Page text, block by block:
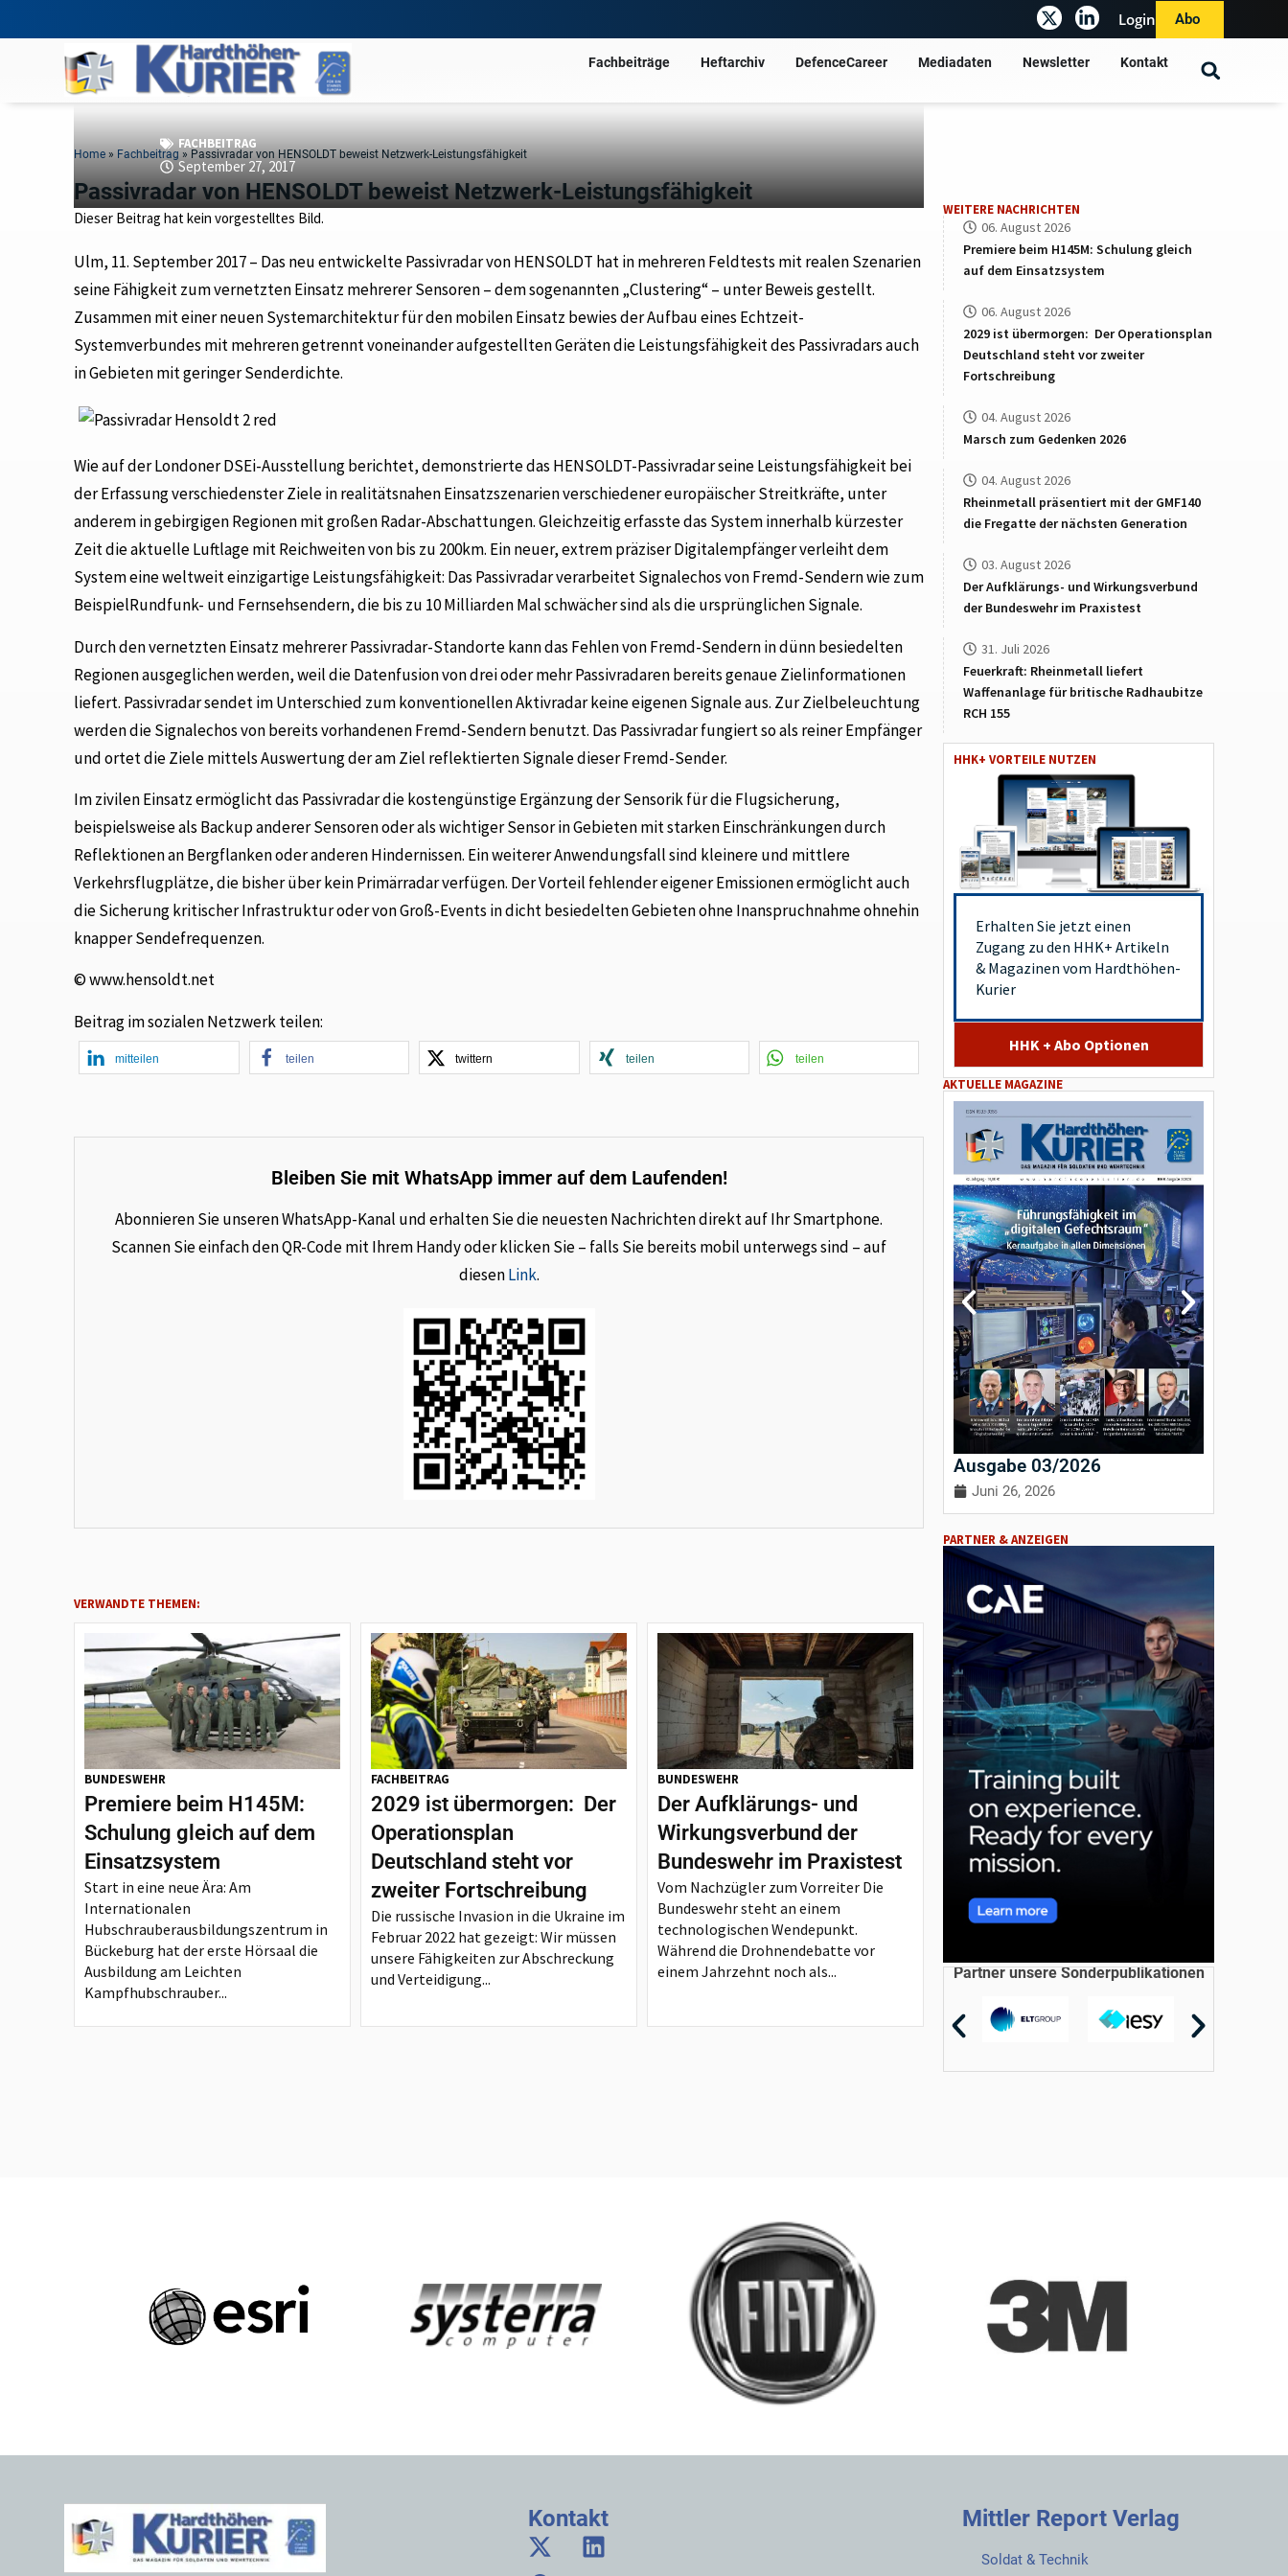
Login Abo
Fachbeiträge Heftarchiv DefenceCareer Mediadaten Newsletter Kontakt
Home » Fachbeitrag » Passivradar von HENSOLDT beweist Netzwerk-Leistungsfähigkeit
Passivradar von HENSOLDT beweist Netzwerk-Leistungsfähigkeit
FACHBEITRAG
September 27, 2017
Dieser Beitrag hat kein vorgestelltes Bild.
Ulm, 11. September 2017 – Das neu entwickelte Passivradar von HENSOLDT hat in mehreren Feldtests mit realen Szenarien
seine Fähigkeit zum vernetzten Einsatz mehrerer Sensoren – dem sogenannten „Clustering“ – unter Beweis gestellt.
Zusammen mit einer neuen Systemarchitektur für den mobilen Einsatz bewies der Aufbau eines Echtzeit-
Systemverbundes mit mehreren getrennt voneinander aufgestellten Geräten die Leistungsfähigkeit des Passivradars auch
in Gebieten mit geringer Senderdichte.
Wie auf der Londoner DSEi-Ausstellung berichtet, demonstrierte das HENSOLDT-Passivradar seine Leistungsfähigkeit bei
der Erfassung verschiedenster Ziele in realitätsnahen Einsatzszenarien verschiedener europäischer Streitkräfte, unter
anderem in gebirgigen Regionen mit großen Radar-Abschattungen. Gleichzeitig erfasste das System innerhalb kürzester
Zeit die aktuelle Luftlage mit Reichweiten von bis zu 200km. Ein neuer, extrem präziser Digitalempfänger verleiht dem
System eine weltweit einzigartige Leistungsfähigkeit: Das Passivradar verarbeitet Signalechos von Fremd-Sendern wie zum
BeispielRundfunk- und Fernsehsendern, die bis zu 10 Milliarden Mal schwächer sind als die ursprünglichen Signale.
Durch den vernetzten Einsatz mehrerer Passivradar-Standorte kann das Fehlen von Fremd-Sendern in dünn besiedelten
Regionen ausgeglichen werden, weil die Datenfusion von drei oder mehr Passivradaren bereits genaue Zielinformationen
liefert. Passivradar sendet im Unterschied zum konventionellen Aktivradar keine eigenen Signale aus. Zur Zielbeleuchtung
werden die Signalechos von bereits vorhandenen Fremd-Sendern benutzt. Das Passivradar fungiert so als reiner Empfänger
und ortet die Ziele mittels Auswertung der am Ziel reflektierten Signale dieser Fremd-Sender.
Im zivilen Einsatz ermöglicht das Passivradar die kostengünstige Ergänzung der Sensorik für die Flugsicherung,
beispielsweise als Backup anderer Sensoren oder als wichtiger Sensor in Gebieten mit starken Einschränkungen durch
Reflektionen an Bergflanken oder anderen Hindernissen. Ein weiterer Anwendungsfall sind kleinere und mittlere
Verkehrsflugplätze, die bisher über kein Primärradar verfügen. Der Vorteil fehlender eigener Emissionen ermöglicht auch
die Sicherung kritischer Infrastruktur oder von Groß-Events in dicht besiedelten Gebieten ohne Inanspruchnahme ohnehin
knapper Sendefrequenzen.
© www.hensoldt.net
Beitrag im sozialen Netzwerk teilen:
mitteilen teilen twittern teilen teilen
Bleiben Sie mit WhatsApp immer auf dem Laufenden!
Abonnieren Sie unseren WhatsApp-Kanal und erhalten Sie die neuesten Nachrichten direkt auf Ihr Smartphone.
Scannen Sie einfach den QR-Code mit Ihrem Handy oder klicken Sie – falls Sie bereits mobil unterwegs sind – auf
diesenLink.
VERWANDTE THEMEN:
BUNDESWEHR
Premiere beim H145M:
Schulung gleich auf dem
Einsatzsystem
Start in eine neue Ära: Am
Internationalen
Hubschrauberausbildungszentrum in
Bückeburg hat der erste Hörsaal die
Ausbildung am Leichten
Kampfhubschrauber...
FACHBEITRAG
2029 ist übermorgen: Der
Operationsplan
Deutschland steht vor
zweiter Fortschreibung
Die russische Invasion in die Ukraine im
Februar 2022 hat gezeigt: Wir müssen
unsere Fähigkeiten zur Abschreckung
und Verteidigung...
BUNDESWEHR
Der Aufklärungs- und
Wirkungsverbund der
Bundeswehr im Praxistest
Vom Nachzügler zum Vorreiter Die
Bundeswehr steht an einem
technologischen Wendepunkt.
Während die Drohnendebatte vor
einem Jahrzehnt noch als...
WEITERE NACHRICHTEN
06. August 2026
Premiere beim H145M: Schulung gleich
auf dem Einsatzsystem
06. August 2026
2029 ist übermorgen: Der Operationsplan
Deutschland steht vor zweiter
Fortschreibung
04. August 2026
Marsch zum Gedenken 2026
04. August 2026
Rheinmetall präsentiert mit der GMF140
die Fregatte der nächsten Generation
03. August 2026
Der Aufklärungs- und Wirkungsverbund
der Bundeswehr im Praxistest
31. Juli 2026
Feuerkraft: Rheinmetall liefert
Waffenanlage für britische Radhaubitze
RCH 155
HHK+ VORTEILE NUTZEN
Erhalten Sie jetzt einen
Zugang zu den HHK+ Artikeln
& Magazinen vom Hardthöhen-
Kurier
HHK + Abo Optionen
AKTUELLE MAGAZINE
Ausgabe 03/2026
Juni 26, 2026
PARTNER & ANZEIGEN
Partner unsere Sonderpublikationen
Kontakt Mittler Report Verlag
Soldat & Technik